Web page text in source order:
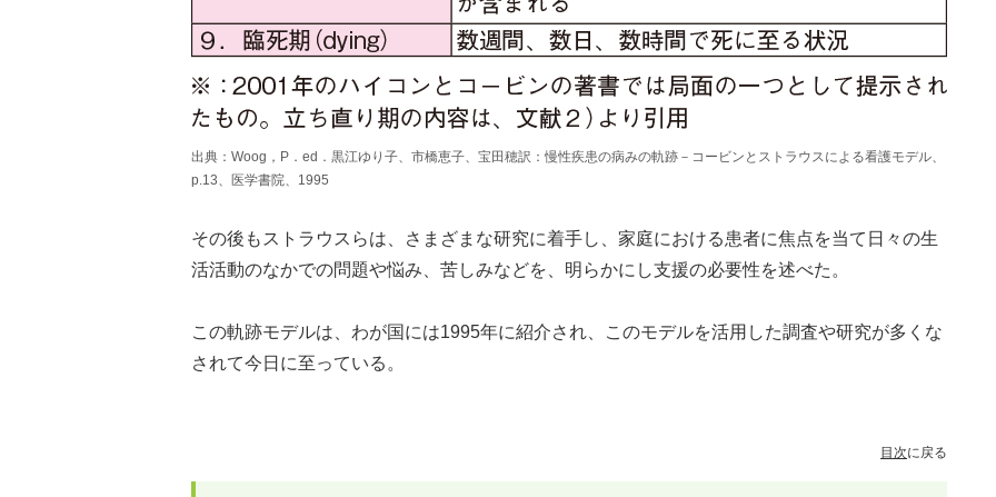
出典：Woog，P．ed．黒江ゆり子、市橋恵子、宝田穂訳：慢性疾患の病みの軌跡－コービンとストラウスによる看護モデル、
p.13、医学書院、1995
その後もストラウスらは、さまざまな研究に着手し、家庭における患者に焦点を当て日々の生
活活動のなかでの問題や悩み、苦しみなどを、明らかにし支援の必要性を述べた。
この軌跡モデルは、わが国には1995年に紹介され、このモデルを活用した調査や研究が多くな
されて今日に至っている。
目次に戻る